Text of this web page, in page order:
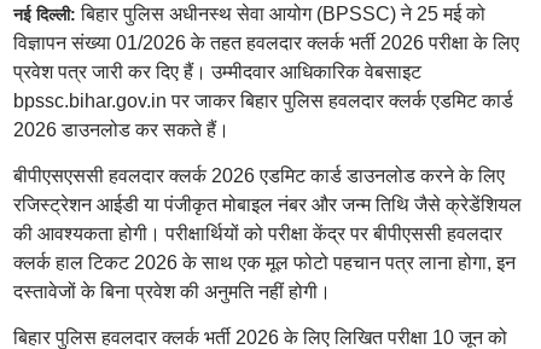
नई दिल्ली:बिहार पुलिस अधीनस्थ सेवा आयोग (BPSSC) ने 25 मई को
विज्ञापन संख्या 01/2026 के तहत हवलदार क्लर्क भर्ती 2026 परीक्षा के लिए
प्रवेश पत्र जारी कर दिए हैं। उम्मीदवार आधिकारिक वेबसाइट
bpssc.bihar.gov.in पर जाकर बिहार पुलिस हवलदार क्लर्क एडमिट कार्ड
2026 डाउनलोड कर सकते हैं।
बीपीएसएससी हवलदार क्लर्क 2026 एडमिट कार्ड डाउनलोड करने के लिए
रजिस्ट्रेशन आईडी या पंजीकृत मोबाइल नंबर और जन्म तिथि जैसे क्रेडेंशियल
की आवश्यकता होगी। परीक्षार्थियों को परीक्षा केंद्र पर बीपीएससी हवलदार
क्लर्क हाल टिकट 2026 के साथ एक मूल फोटो पहचान पत्र लाना होगा, इन
दस्तावेजों के बिना प्रवेश की अनुमति नहीं होगी।
बिहार पुलिस हवलदार क्लर्क भर्ती 2026 के लिए लिखित परीक्षा 10 जून को